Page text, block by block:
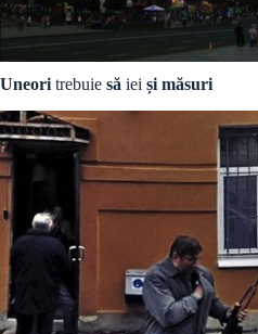
Uneori trebuie să iei și măsuri